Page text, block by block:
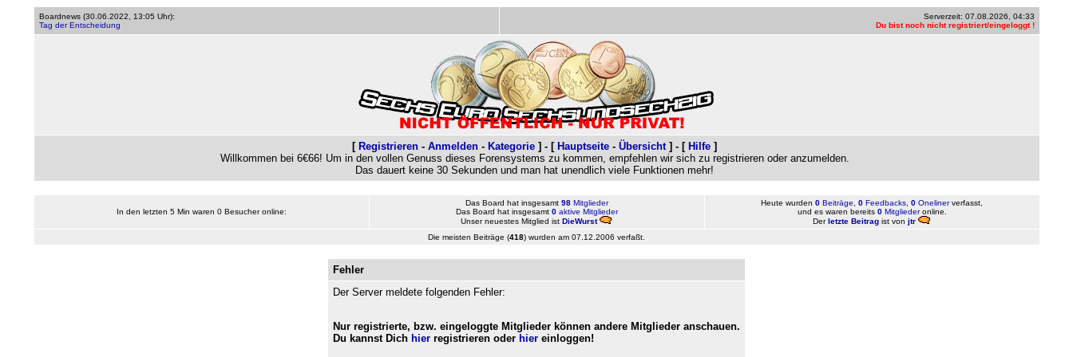
Boardnews (30.06.2022, 13:05 Uhr):
Tag der Entscheidung
Serverzeit: 07.08.2026, 04:33
Du bist noch nicht registriert/eingeloggt !
[ Registrieren - Anmelden - Kategorie ] - [ Hauptseite - Übersicht ] - [ Hilfe ]
Willkommen bei 6€66! Um in den vollen Genuss dieses Forensystems zu kommen, empfehlen wir sich zu registrieren oder anzumelden.
Das dauert keine 30 Sekunden und man hat unendlich viele Funktionen mehr!
In den letzten 5 Min waren 0 Besucher online:
Das Board hat insgesamt 98Mitglieder
Das Board hat insgesamt 0aktive Mitglieder
Unser neuestes Mitglied ist DieWurst
Heute wurden 0 Beiträge 0 Feedbacks 0 Onelinerverfasst,
und es waren bereits 0Mitgliederonline.
Derletzte Beitrag ist von jtr
Die meisten Beiträge (418) wurden am 07.12.2006 verfaßt.
Fehler
Der Server meldete folgenden Fehler:
Nur registrierte, bzw. eingeloggte Mitglieder können andere Mitglieder anschauen.
Du kannst Dich hier registrieren oder hier einloggen!